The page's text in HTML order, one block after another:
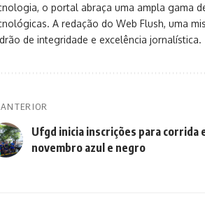
o portal abraça uma ampla gama
A redação do Web Flush, uma
de integridade e excelência jornalística.
ANTERIOR
Ufgd inicia inscrições para corrida
novembro azul e negro